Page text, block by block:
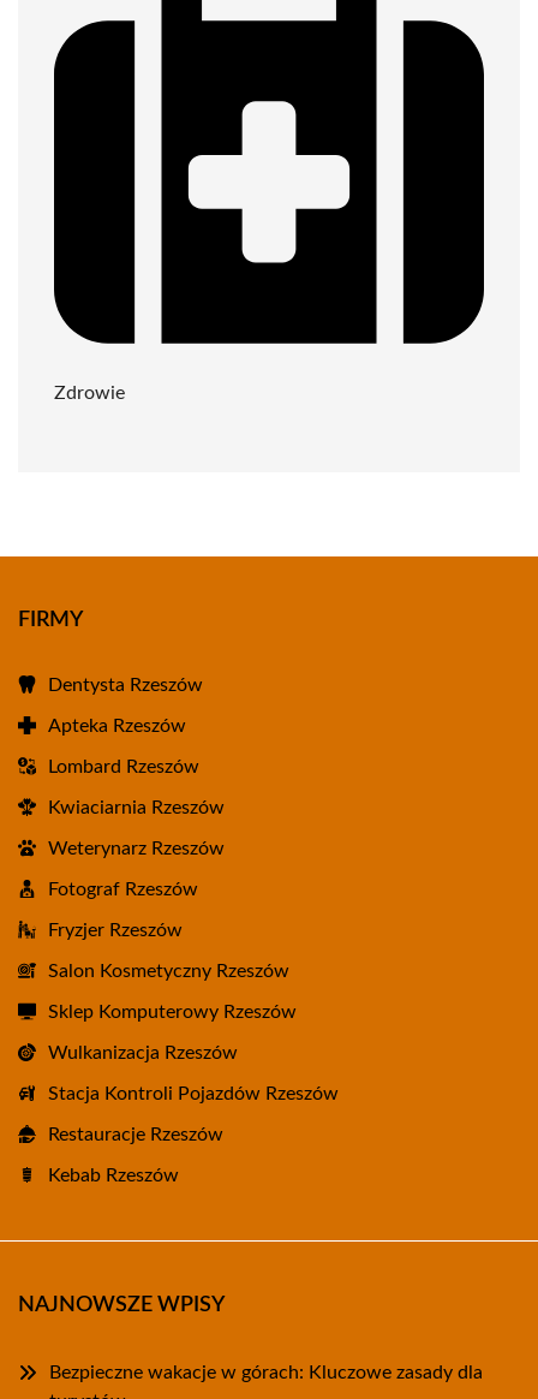
Zdrowie
FIRMY
Dentysta Rzeszów
Apteka Rzeszów
Lombard Rzeszów
Kwiaciarnia Rzeszów
Weterynarz Rzeszów
Fotograf Rzeszów
Fryzjer Rzeszów
Salon Kosmetyczny Rzeszów
Sklep Komputerowy Rzeszów
Wulkanizacja Rzeszów
Stacja Kontroli Pojazdów Rzeszów
Restauracje Rzeszów
Kebab Rzeszów
NAJNOWSZE WPISY
Bezpieczne wakacje w górach: Kluczowe zasady dla